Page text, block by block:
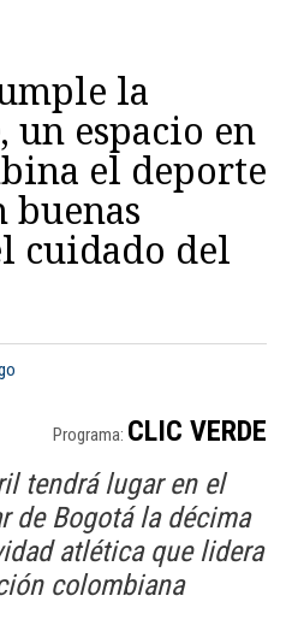
la
un espacio en
el deporte
buenas
cuidado del
Programa: CLIC VERDE
tendrá lugar en el
de Bogotá la décima
atlética que lidera
colombiana